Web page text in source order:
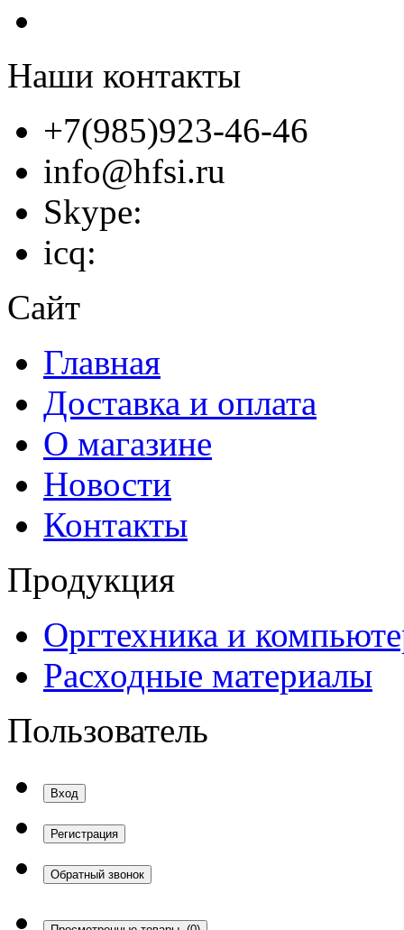
Наши контакты
+7(985)923-46-46
info@hfsi.ru
Skype:
icq:
Сайт
Главная
Доставка и оплата
О магазине
Новости
Контакты
Продукция
Оргтехника и
Расходные материалы
Пользователь
Вход
Регистрация
Обратный звонок